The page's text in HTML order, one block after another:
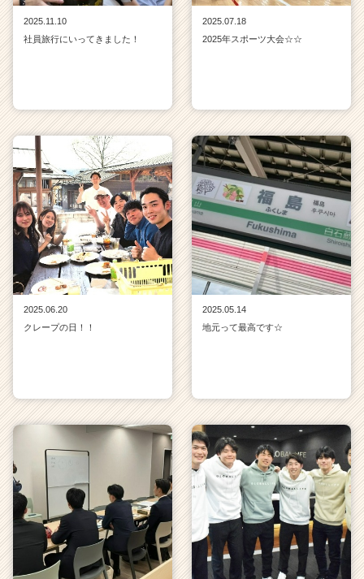
2025.11.10
社員旅行にいってきました！
2025.07.18
2025年スポーツ大会☆☆
2025.06.20
クレープの日！！
2025.05.14
地元って最高です☆